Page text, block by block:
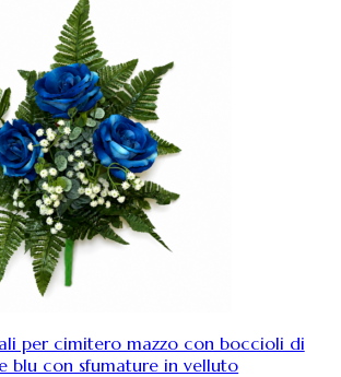
per cimitero mazzo con boccioli di
blu con sfumature in velluto